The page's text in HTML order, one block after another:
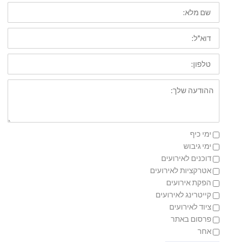
שם
מלא
דוא"ל
טלפון
ההודעה
שלך
ימי כיף
ימי גיבוש
דוכנים לאירועים
אטרקציות לאירועים
הפקת אירועים
קייטרינג לאירועים
ציוד לאירועים
פרסום באתר
אחר